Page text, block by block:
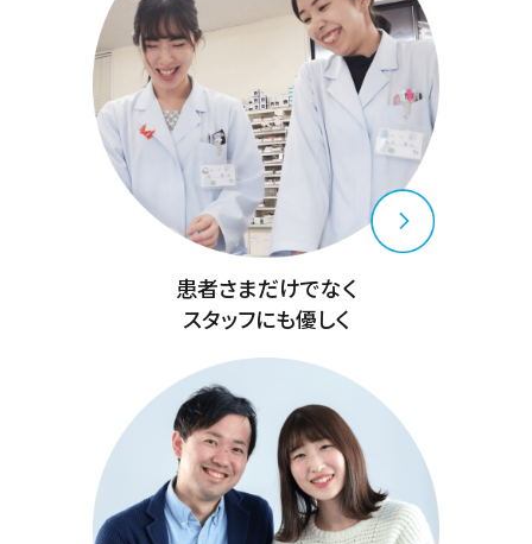
患者さまだけでなく
スタッフにも優しく